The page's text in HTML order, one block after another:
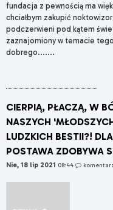
fundacja z pewnością ma
chciałbym zakupić
podczerwieni pod kątem
zaznajomiony w temacie
dobrego.......
CIERPIĄ, PŁACZĄ, W
NASZYCH
LUDZKICH BESTII?!
POSTAWA ZDOBYWA
Nie, 18 lip 2021 08:44